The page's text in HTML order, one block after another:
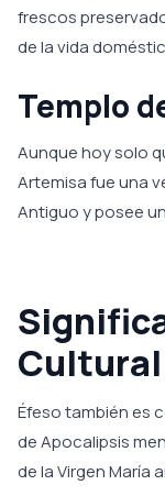
frescos
de la vida
Templo
Aunque hoy solo
Artemisa fue una
Antiguo y posee
Cultural
Éfeso también es
de Apocalipsis
de la Virgen María